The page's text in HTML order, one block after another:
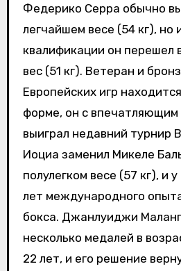
Федерико Серра обычно
легчайшем весе (54 кг), но
квалификации он перешел
вес (51 кг). Ветеран и
Европейских игр
форме, он с впечатляющим
выиграл недавний турнир
Иоциа заменил Микеле
полулегком весе (57 кг), и
лет международного
бокса. Джанлуиджи
несколько медалей в
22 лет, и его решение